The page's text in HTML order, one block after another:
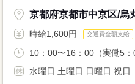
京都府京都市中京区/烏
時給1,600円 交通費全額支給
10：00〜16：00（実働5：
水曜日 土曜日 日曜日 祝日